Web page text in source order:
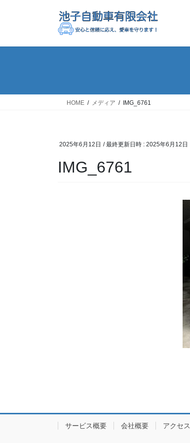
HOME メディア IMG_6761
2025年6月12日 / 最終更新日時 : 2025年6月12日
IMG_6761
サービス概要 会社概要 アクセス